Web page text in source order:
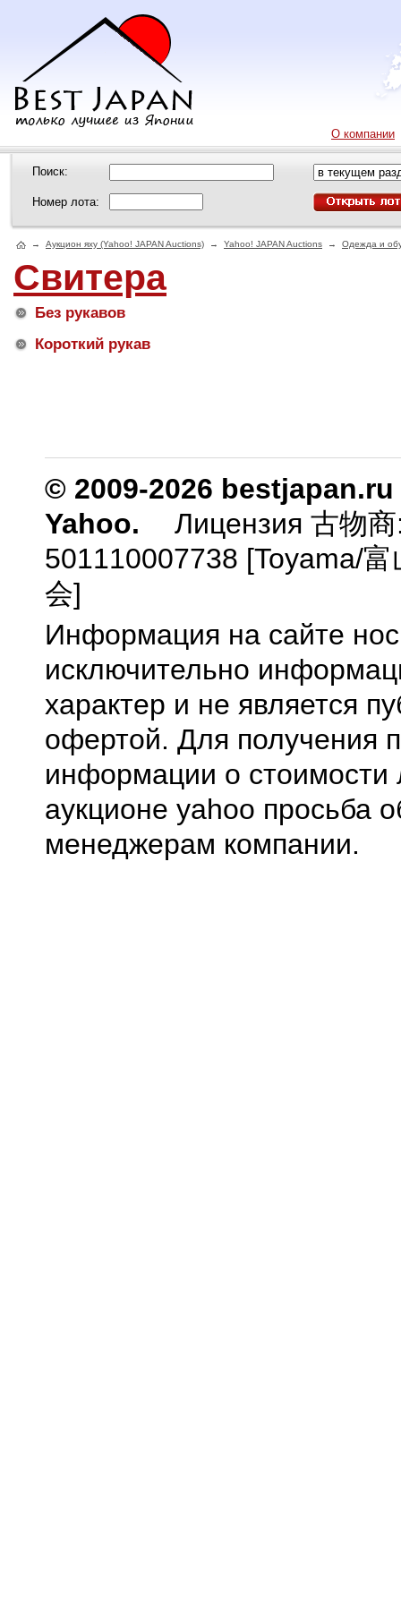
О компании
Поиск:
Номер лота:
→ Аукцион яху (Yahoo! JAPAN Auctions) → Yahoo! JAPAN Auctions → Одежда и
Свитера
Без рукавов
Короткий рукав
© 2009-2026
Yahoo.
Лицензия 古物
501110007738 [Toyama/
会]
Информация на сайте
исключительно
характер и не является
офертой. Для получения
информации о стоимости
аукционе yahoo просьба
менеджерам компании.